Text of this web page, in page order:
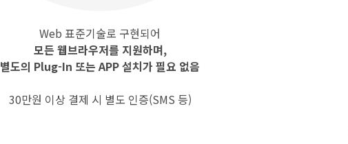
Web 표준기술로 구현되어
모든 웹브라우저를 지원하며,
별도의 Plug-In 또는 APP 설치가 필요 없음
30만원 이상 결제 시 별도 인증(SMS 등)